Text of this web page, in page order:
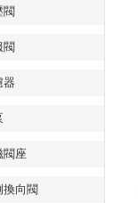
閥
閥
器
閥座
換向閥